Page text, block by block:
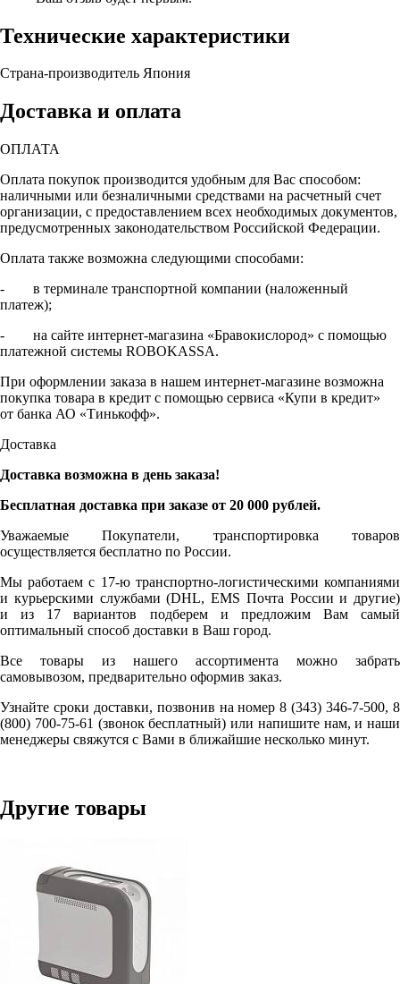
Технические характеристики
Страна-производитель Япония
Доставка и оплата
ОПЛАТА
Оплата покупок производится удобным для Вас способом:
наличными или безналичными средствами на расчетный счет
организации, с предоставлением всех необходимых документов,
предусмотренных законодательством Российской Федерации.
Оплата также возможна следующими способами:
- в терминале транспортной компании (наложенный
платеж);
- на сайте интернет-магазина «Бравокислород» с помощью
платежной системы ROBOKASSA.
При оформлении заказа в нашем интернет-магазине возможна
покупка товара в кредит с помощью сервиса «Купи в кредит»
от банка АО «Тинькофф».
Доставка
Доставка возможна в день заказа!
Бесплатная доставка при заказе от 20 000 рублей.
Уважаемые Покупатели, транспортировка товаров
осуществляется бесплатно по России.
Мы работаем с 17-ю транспортно-логистическими компаниями
и курьерскими службами (DHL, EMS Почта России и другие)
и из 17 вариантов подберем и предложим Вам самый
оптимальный способ доставки в Ваш город.
Все товары из нашего ассортимента можно забрать
самовывозом, предварительно оформив заказ.
Узнайте сроки доставки, позвонив на номер 8 (343) 346-7-500, 8
(800) 700-75-61 (звонок бесплатный) или напишите нам, и наши
менеджеры свяжутся с Вами в ближайшие несколько минут.
Другие товары